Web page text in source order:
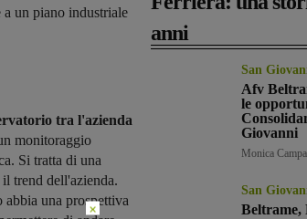
a un piano industriale
tra l'azienda
monitoraggio
Si tratta di una
trend dell'azienda.
una prospettiva
anni
San
Afv
le
Giovanni
Monica
San
Beltrame,
×